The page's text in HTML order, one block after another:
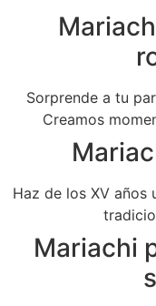
Sorprende a tu
Creamos
Haz de los XV años
Mariachi